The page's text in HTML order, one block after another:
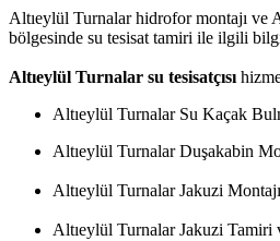
Altıeylül Turnalar hidrofor montajı
bölgesinde su tesisat tamiri ile ilgili
Altıeylül Turnalar su tesisatçısı
Altıeylül Turnalar Su Kaçak
Altıeylül Turnalar Duşakabin
Altıeylül Turnalar Jakuzi
Altıeylül Turnalar Jakuzi Tamiri